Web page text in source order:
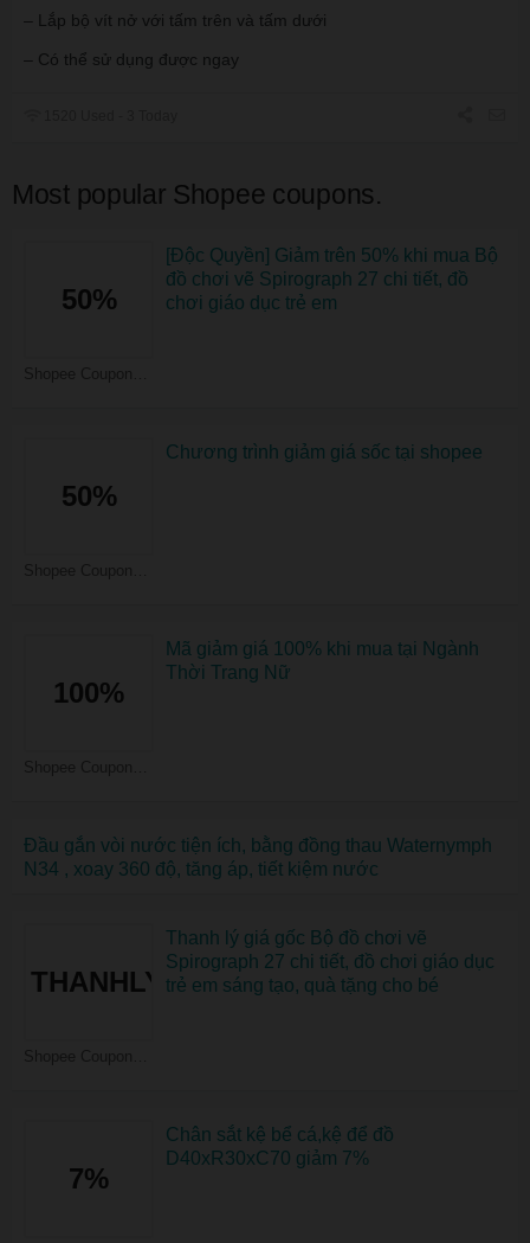
– Lắp bộ vít nở với tấm trên và tấm dưới
– Có thể sử dụng được ngay
Most popular Shopee coupons.
50%
[Độc Quyền] Giảm trên 50% khi mua Bộ
đồ chơi vẽ Spirograph 27 chi tiết, đồ
chơi giáo dục trẻ em
50%
Chương trình giảm giá sốc tại shopee
100%
Mã giảm giá 100% khi mua tại Ngành
Thời Trang Nữ
Đầu gắn vòi nước tiện ích, bằng đồng thau Waternymph
N34 , xoay 360 độ, tăng áp, tiết kiệm nước
THANHLY
Thanh lý giá gốc Bộ đồ chơi vẽ
Spirograph 27 chi tiết, đồ chơi giáo dục
trẻ em sáng tạo, quà tặng cho bé
7%
Chân sắt kệ bể cá,kệ để đồ
D40xR30xC70 giảm 7%